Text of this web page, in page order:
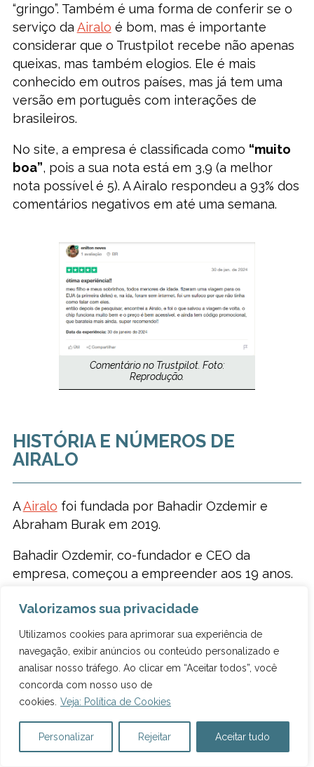
Valorizamos sua privacidade
Utilizamos cookies para aprimorar sua experiência de
navegação, exibir anúncios ou conteúdo personalizado e
analisar nosso tráfego. Ao clicar em “Aceitar todos”, você
concorda com nosso uso de
cookies. Veja: Política de Cookies
Personalizar Rejeitar Aceitar tudo
“gringo”. Também é uma forma de conferir se o
serviço da Airalo é bom, mas é importante
considerar que o Trustpilot recebe não apenas
queixas, mas também elogios. Ele é mais
conhecido em outros países, mas já tem uma
versão em português com interações de
brasileiros.
No site, a empresa é classificada como “muito
boa”, pois a sua nota está em 3,9 (a melhor
nota possível é 5). A Airalo respondeu a 93% dos
comentários negativos em até uma semana.
Comentário no Trustpilot. Foto:
Reprodução.
HISTÓRIA E NÚMEROS DE
AIRALO
AAiralo foi fundada por Bahadir Ozdemir e
Abraham Burak em 2019.
Bahadir Ozdemir, co-fundador e CEO da
empresa, começou a empreender aos 19 anos.
empresa global de abastecimento de navios e
embarcações em geral. Enquanto exercia a
função, sempre pediam que ele entregasse
chips, o que o levou a fundar o Sim4crew, um
chip que mantém 50 mil profissionais que atuam
embarcados com acesso à internet. Depois,
ainda pensando nastelecomunicações, surgiu
a ideia da Airalo.